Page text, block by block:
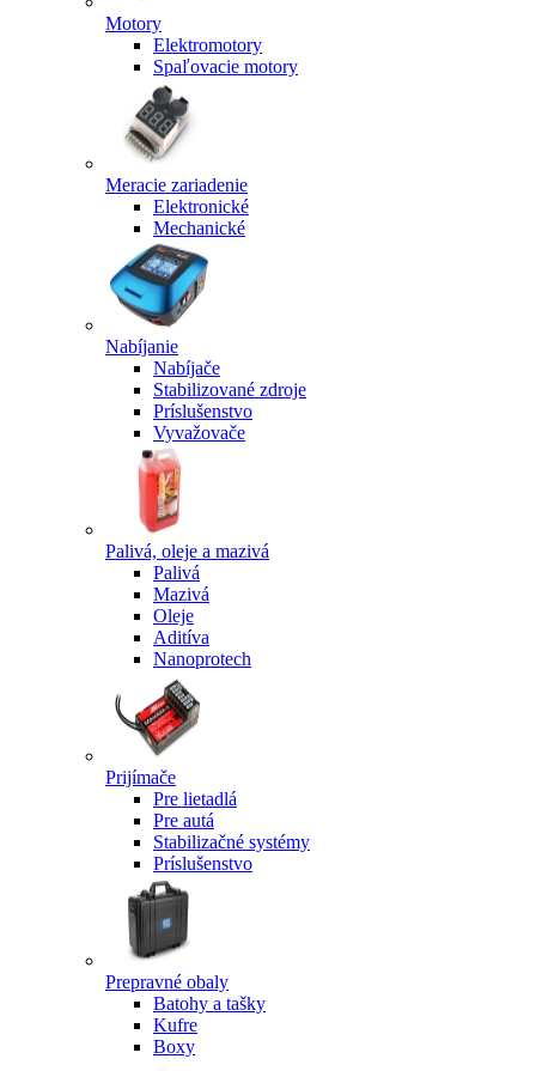
Motory
Elektromotory
Spaľovacie motory
Meracie zariadenie
Elektronické
Mechanické
Nabíjanie
Nabíjače
Stabilizované zdroje
Príslušenstvo
Vyvažovače
Palivá, oleje a mazivá
Palivá
Mazivá
Oleje
Aditíva
Nanoprotech
Prijímače
Pre lietadlá
Pre autá
Stabilizačné systémy
Príslušenstvo
Prepravné obaly
Batohy a tašky
Kufre
Boxy